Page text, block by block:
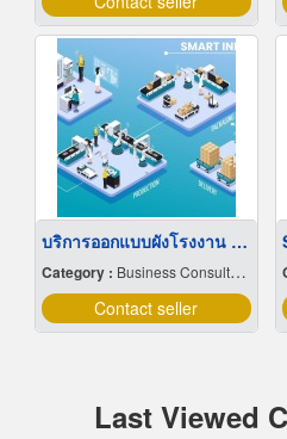
บริการออกแบบผังโรงงาน Lay out
Category : Business Consultants
Contact seller
Last Viewed